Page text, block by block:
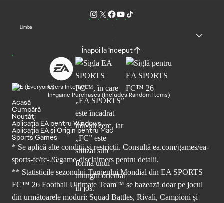
Limba
Înapoi la început
Users Interact
In-game Purchases (Includes Random Items)
Acasă
Cumpără
Noutăți
Aplicația EA pentru Windows
Aplicația EA și Origin pentru Mac
Sports Games
* Se aplică alte condiții și restricții. Consultă ea.com/games/ea-
sports-fc/fc-26/game-disclaimers pentru detalii.
** Statisticile sezonului Turneului Mondial din EA SPORTS
FC™ 26 Football Ultimate Team™ se bazează doar pe jocul
din următoarele moduri: Squad Battles, Rivali, Campioni și